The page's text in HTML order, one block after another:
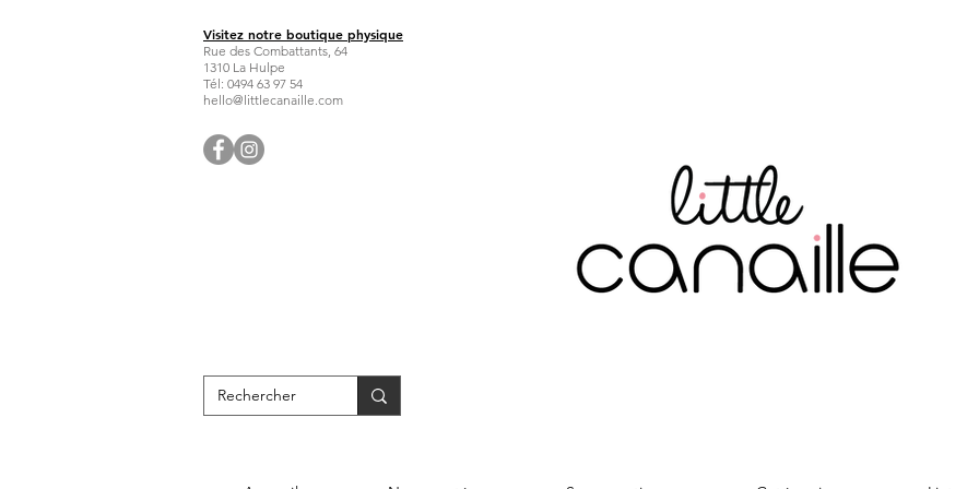
Visitez notre boutique physique
Rue des Combattants, 64
1310 La Hulpe
Tél: 0494 63 97 54
hello@littlecanaille.com